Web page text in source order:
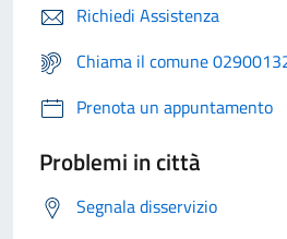
Richiedi Assistenza
Chiama il comune
Prenota un appuntamento
Problemi in città
Segnala disservizio